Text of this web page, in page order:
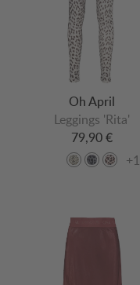
Oh April
Leggings 'Rita'
79,90 €
+1